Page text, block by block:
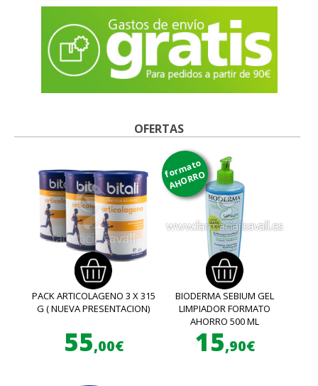
OFERTAS
PACK ARTICOLAGENO 3 X 315
G ( NUEVA PRESENTACION)
55,00€
formato
AHORRO
BIODERMA SEBIUM GEL
LIMPIADOR FORMATO
AHORRO 500 ML
15,90€